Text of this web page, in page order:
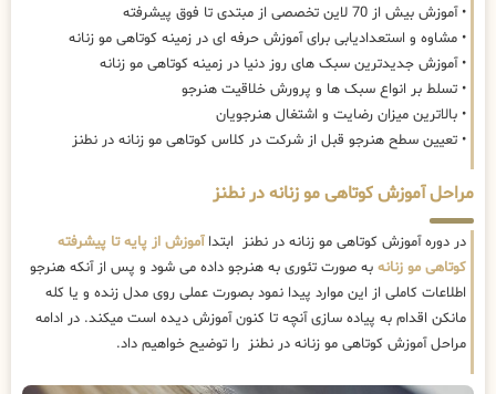
• آموزش بیش از 70 لاین تخصصی از مبتدی تا فوق پیشرفته
• مشاوه و استعدادیابی برای آموزش حرفه ای در زمینه کوتاهی مو زنانه
• آموزش جدیدترین سبک های روز دنیا در زمینه کوتاهی مو زنانه
• تسلط بر انواع سبک ها و پرورش خلاقیت هنرجو
• بالاترین میزان رضایت و اشتغال هنرجویان
• تعیین سطح هنرجو قبل از شرکت در کلاس کوتاهی مو زنانه در نطنز
مراحل آموزش کوتاهی مو زنانه در نطنز
در دوره آموزش کوتاهی مو زنانه در نطنز ابتداآموزش از پایه تا پیشرفته
کوتاهی مو زنانه به صورت تئوری به هنرجو داده می شود و پس از آنکه هنرجو
اطلاعات کاملی از این موارد پیدا نمود بصورت عملی روی مدل زنده و یا کله
مانکن اقدام به پیاده سازی آنچه تا کنون آموزش دیده است میکند. در ادامه
مراحل آموزش کوتاهی مو زنانه در نطنز را توضیح خواهیم داد.